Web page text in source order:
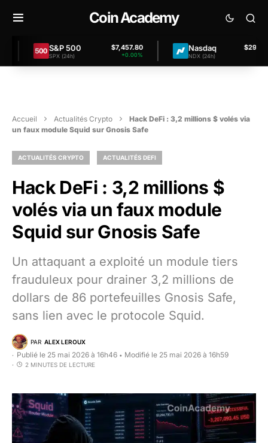
Coin Academy
S&P 500
SPX (24h)
$7,457.80 Nasdaq
NDX (24h)
$29,862.00
Accueil Actualités Crypto
Hack DeFi : 3,2 millions $ volés via
un faux module Squid sur Gnosis Safe
ACTUALITÉS CRYPTO ACTUALITÉS DEFI
Hack DeFi : 3,2 millions $
volés via un faux module
Squid sur Gnosis Safe
Un attaquant a exploité un module tiers
frauduleux pour drainer 3,2 millions de
dollars de 86 portefeuilles Gnosis Safe,
sans lien avec le protocole Squid.
PAR ALEX LEROUX
Publié le 25 mai 2026 à 16h46 • Modifié le 25 mai 2026 à 16h59
2 MINUTES DE LECTURE